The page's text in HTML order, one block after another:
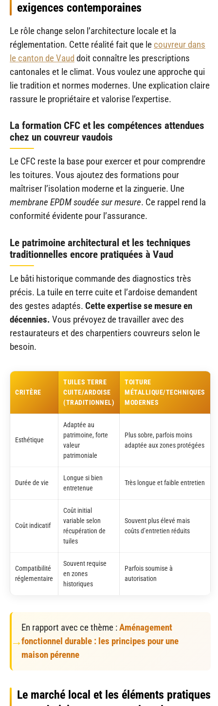
exigences contemporaines
Le rôle change selon l’architecture locale et la
réglementation. Cette réalité fait que le couvreur dans
le canton de Vaud doit connaître les prescriptions
cantonales et le climat. Vous voulez une approche qui
lie tradition et normes modernes. Une explication claire
rassure le propriétaire et valorise l’expertise.
La formation CFC et les compétences attendues
chez un couvreur vaudois
Le CFC reste la base pour exercer et pour comprendre
les toitures. Vous ajoutez des formations pour
maîtriser l’isolation moderne et la zinguerie. Une
membrane EPDM soudée sur mesure. Ce rappel rend la
conformité évidente pour l’assurance.
Le patrimoine architectural et les techniques
traditionnelles encore pratiquées à Vaud
Le bâti historique commande des diagnostics très
précis. La tuile en terre cuite et l’ardoise demandent
des gestes adaptés. Cette expertise se mesure en
décennies. Vous prévoyez de travailler avec des
restaurateurs et des charpentiers couvreurs selon le
besoin.
CRITÈRE
TUILES TERRE
CUITE/ARDOISE
(TRADITIONNEL)
TOITURE
MÉTALLIQUE/TECHNIQUES
MODERNES
Esthétique
Adaptée au
patrimoine, forte
valeur
patrimoniale
Plus sobre, parfois moins
adaptée aux zones protégées
Durée de vie
Longue si bien
entretenue
Très longue et faible entretien
Coût indicatif
Coût initial
variable selon
récupération de
tuiles
Souvent plus élevé mais
coûts d’entretien réduits
Compatibilité
réglementaire
Souvent requise
en zones
historiques
Parfois soumise à
autorisation
En rapport avec ce thème :Aménagement
fonctionnel durable : les principes pour une
maison pérenne
Le marché local et les éléments pratiques